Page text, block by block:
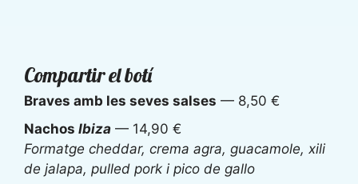
Compartir el botí
Braves amb les seves salses — 8,50 €
Nachos Ibiza — 14,90 €
Formatge cheddar, crema agra, guacamole, xili
de jalapa, pulled pork i pico de gallo